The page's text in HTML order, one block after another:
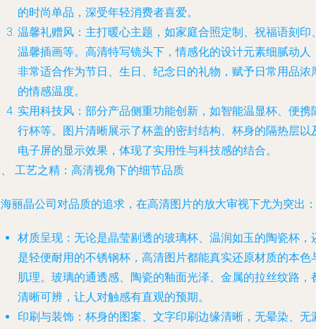
的时尚单品，深受年轻消费者喜爱。
温馨礼赠风 ：主打暖心主题，如家庭合照定制、祝福语刻印
温馨插画等。高清特写镜头下，情感化的设计元素细腻动人
非常适合作为节日、生日、纪念日的礼物，赋予日常用品浓
的情感温度。
实用科技风 ：部分产品侧重功能创新，如智能温显杯、便携
行杯等。图片清晰展示了杯盖的密封结构、杯身的隔热层以
电子屏的显示效果，体现了实用性与科技感的结合。
工艺之精：高清视角下的细节品质
丽晶公司对品质的追求，在高清图片的放大审视下尤为突出：
材质呈现 ：无论是晶莹剔透的玻璃杯、温润如玉的陶瓷杯，
是轻便耐用的不锈钢杯，高清图片都能真实还原材质的本色
肌理。玻璃的通透感、陶瓷的釉面光泽、金属的拉丝纹路，
清晰可辨，让人对触感有直观的预期。
印刷与装饰 ：杯身的图案、文字印刷边缘清晰，无晕染、无